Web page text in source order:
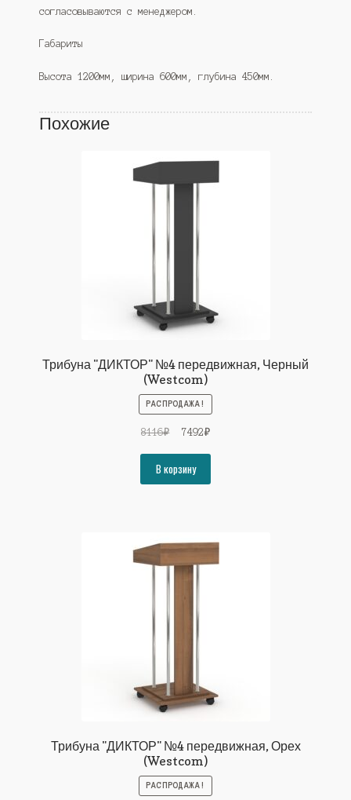
согласовываются с менеджером.
Габариты
Высота 1200мм, ширина 600мм, глубина 450мм.
Похожие
Трибуна "ДИКТОР" №4 передвижная, Черный
(Westcom)
РАСПРОДАЖА!
8116₽
Первоначальная
составляла
8116₽.
7492₽Текущая
В корзину
Трибуна "ДИКТОР" №4 передвижная, Орех
(Westcom)
РАСПРОДАЖА!